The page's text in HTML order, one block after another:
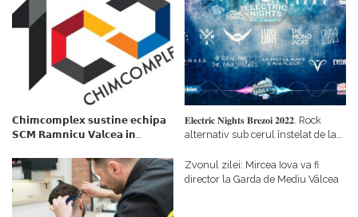
𝗖𝗵𝗶𝗺𝗰𝗼𝗺𝗽𝗹𝗲𝘅 𝘀𝘂𝘀𝘁𝗶𝗻𝗲 𝗲𝗰𝗵𝗶𝗽𝗮
𝗦𝗖𝗠 𝗥𝗮𝗺𝗻𝗶𝗰𝘂 𝗩𝗮𝗹𝗰𝗲𝗮 𝗶𝗻
𝗳𝗶𝗻𝗮𝗻𝘁𝗮𝘁𝗼𝗿
𝐄𝐥𝐞𝐜𝐭𝐫𝐢𝐜 𝐍𝐢𝐠𝐡𝐭𝐬 𝐁𝐫𝐞𝐳𝐨𝐢 𝟐𝟎𝟐𝟐. Rock
alternativ sub cerul înstelat de la
Zvonul zilei: Mircea Iova va fi
director la Garda de Mediu Vâlcea